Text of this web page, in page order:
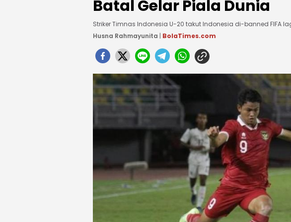
Batal Gelar Piala Dunia
Striker Timnas Indonesia U-20 takut Indonesia di-banned FIFA
Husna Rahmayunita | BolaTimes.com